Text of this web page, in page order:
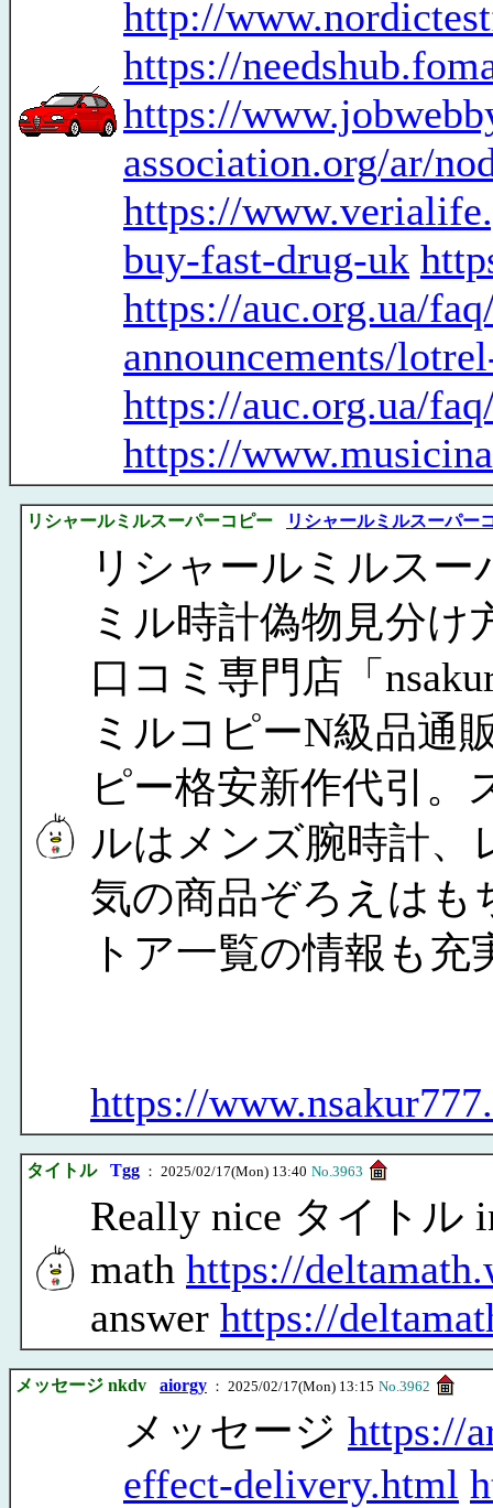
http://
https://
https://
association.org/ar/
https://
buy-fast-drug-uk
https://auc.org.ua/
announcements/
https://auc.org.ua/
https://
リシャールミルスーパーコピー リシャールミルスーパー
リシャールミルス
ミル時計偽物見分け
口コミ専門店「
ミルコピーN級品通
ピー格安新作代引
ルはメンズ腕時計、
気の商品ぞろえは
トア一覧の情報も充
https://
タイトル Tgg ： 2025/02/17(Mon) 13:40 No.3963
Really nice タイトル
math https://
answer https://
メッセージ nkdv aiorgy ： 2025/02/17(Mon) 13:15 No.3962
メッセージ https://
effect-delivery.html